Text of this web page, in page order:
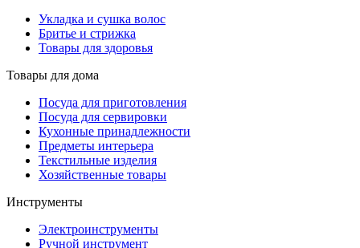
Укладка и сушка волос
Бритье и стрижка
Товары для здоровья
Товары для дома
Посуда для приготовления
Посуда для сервировки
Кухонные принадлежности
Предметы интерьера
Текстильные изделия
Хозяйственные товары
Инструменты
Электроинструменты
Ручной инструмент